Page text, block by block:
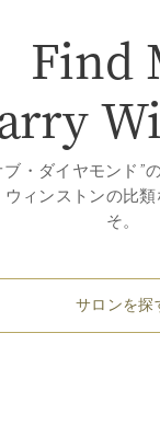
Find
ブ・ダイヤモンド”
ィンストンの比
そ。
サロンを探